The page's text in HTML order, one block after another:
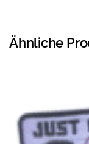
Ähnliche